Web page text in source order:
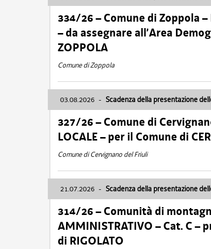
334/26 – Comune di Zoppola –
– da assegnare all’Area
ZOPPOLA
Comune di Zoppola
03.08.2026 - Scadenza della presentazione
327/26 – Comune di
LOCALE – per il Comune di
Comune di Cervignano del Friuli
21.07.2026 - Scadenza della presentazione
314/26 – Comunità di
AMMINISTRATIVO – Cat. C –
di RIGOLATO